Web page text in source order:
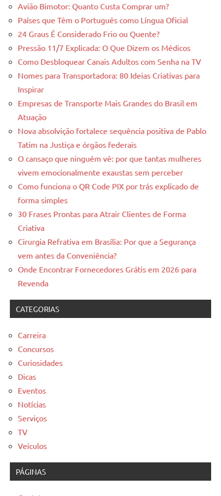
Avião Bimotor: Quanto Custa Comprar um?
Países que Têm o Português como Língua Oficial
24 Graus É Considerado Frio ou Quente?
Pressão 11/7 Explicada: O Que Dizem os Médicos
Como Desbloquear Canais Adultos com Senha na TV
Nomes para Transportadora: 80 Ideias Criativas para
Inspirar
Empresas de Transporte Mais Grandes do Brasil em
Atuação
Nova absolvição fortalece sequência positiva de Pablo
Tatim na Justiça e órgãos federais
O cansaço que ninguém vê: por que tantas mulheres
vivem emocionalmente exaustas sem perceber
Como funciona o QR Code PIX por trás explicado de
forma simples
30 Frases Prontas para Atrair Clientes de Forma
Criativa
Cirurgia Refrativa em Brasília: Por que a Segurança
vem antes da Conveniência?
Onde Encontrar Fornecedores Grátis em 2026 para
Revenda
CATEGORIAS
Carreira
Concursos
Curiosidades
Dicas
Eventos
Notícias
Serviços
TV
Veículos
PÁGINAS